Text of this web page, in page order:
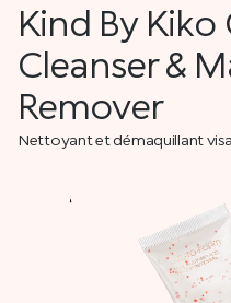
Kind By Kiko
Cleanser &
Remover
Nettoyant et démaquillant